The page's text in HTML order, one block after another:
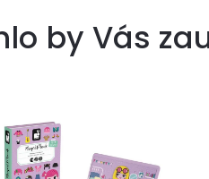
by Vás